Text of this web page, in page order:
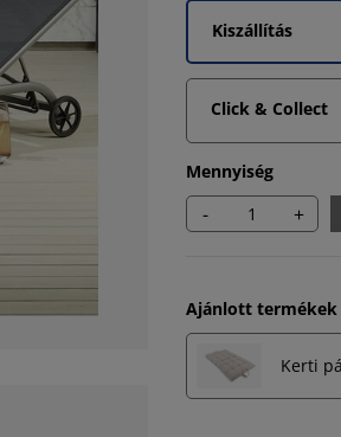
Kiszállítás
Click & Collect
Mennyiség
- +
Ajánlott termékek
Kerti
3.8461538461538463%